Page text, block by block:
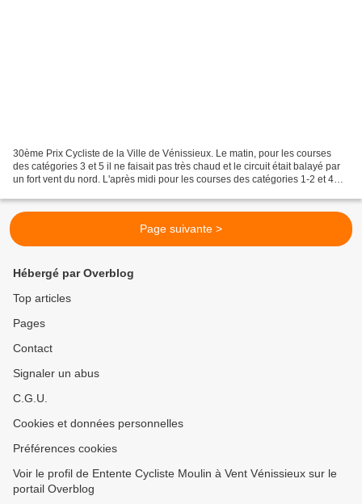
30ème Prix Cycliste de la Ville de Vénissieux. Le matin, pour les courses
des catégories 3 et 5 il ne faisait pas très chaud et le circuit était balayé par
un fort vent du nord. L'après midi pour les courses des catégories 1-2 et 4
Page suivante >
Hébergé par Overblog
Top articles
Pages
Contact
Signaler un abus
C.G.U.
Cookies et données personnelles
Préférences cookies
Voir le profil de Entente Cycliste Moulin à Vent Vénissieux sur le
portail Overblog